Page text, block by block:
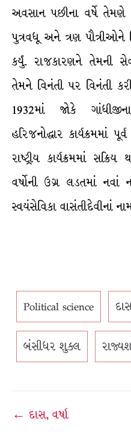
અવસાન પછીના વર્ષે
પુત્રવધૂ અને ત્રણ
કર્યું. રાજકારણને તેમની
તેમને વિનંતી પર વિનંતી
1932માં જોકે
હરિજનોદ્ધાર કાર્યક્રમમાં
રાષ્ટ્રીય કાર્યક્રમમાં
વર્ષોની ઉગ્ર લડતમાં નવાં
સ્વયંસેવિકા વાસંતીદેવીનાં
Political science
બંસીધર શુક્લ
Post
← દાસ, વર્ષા